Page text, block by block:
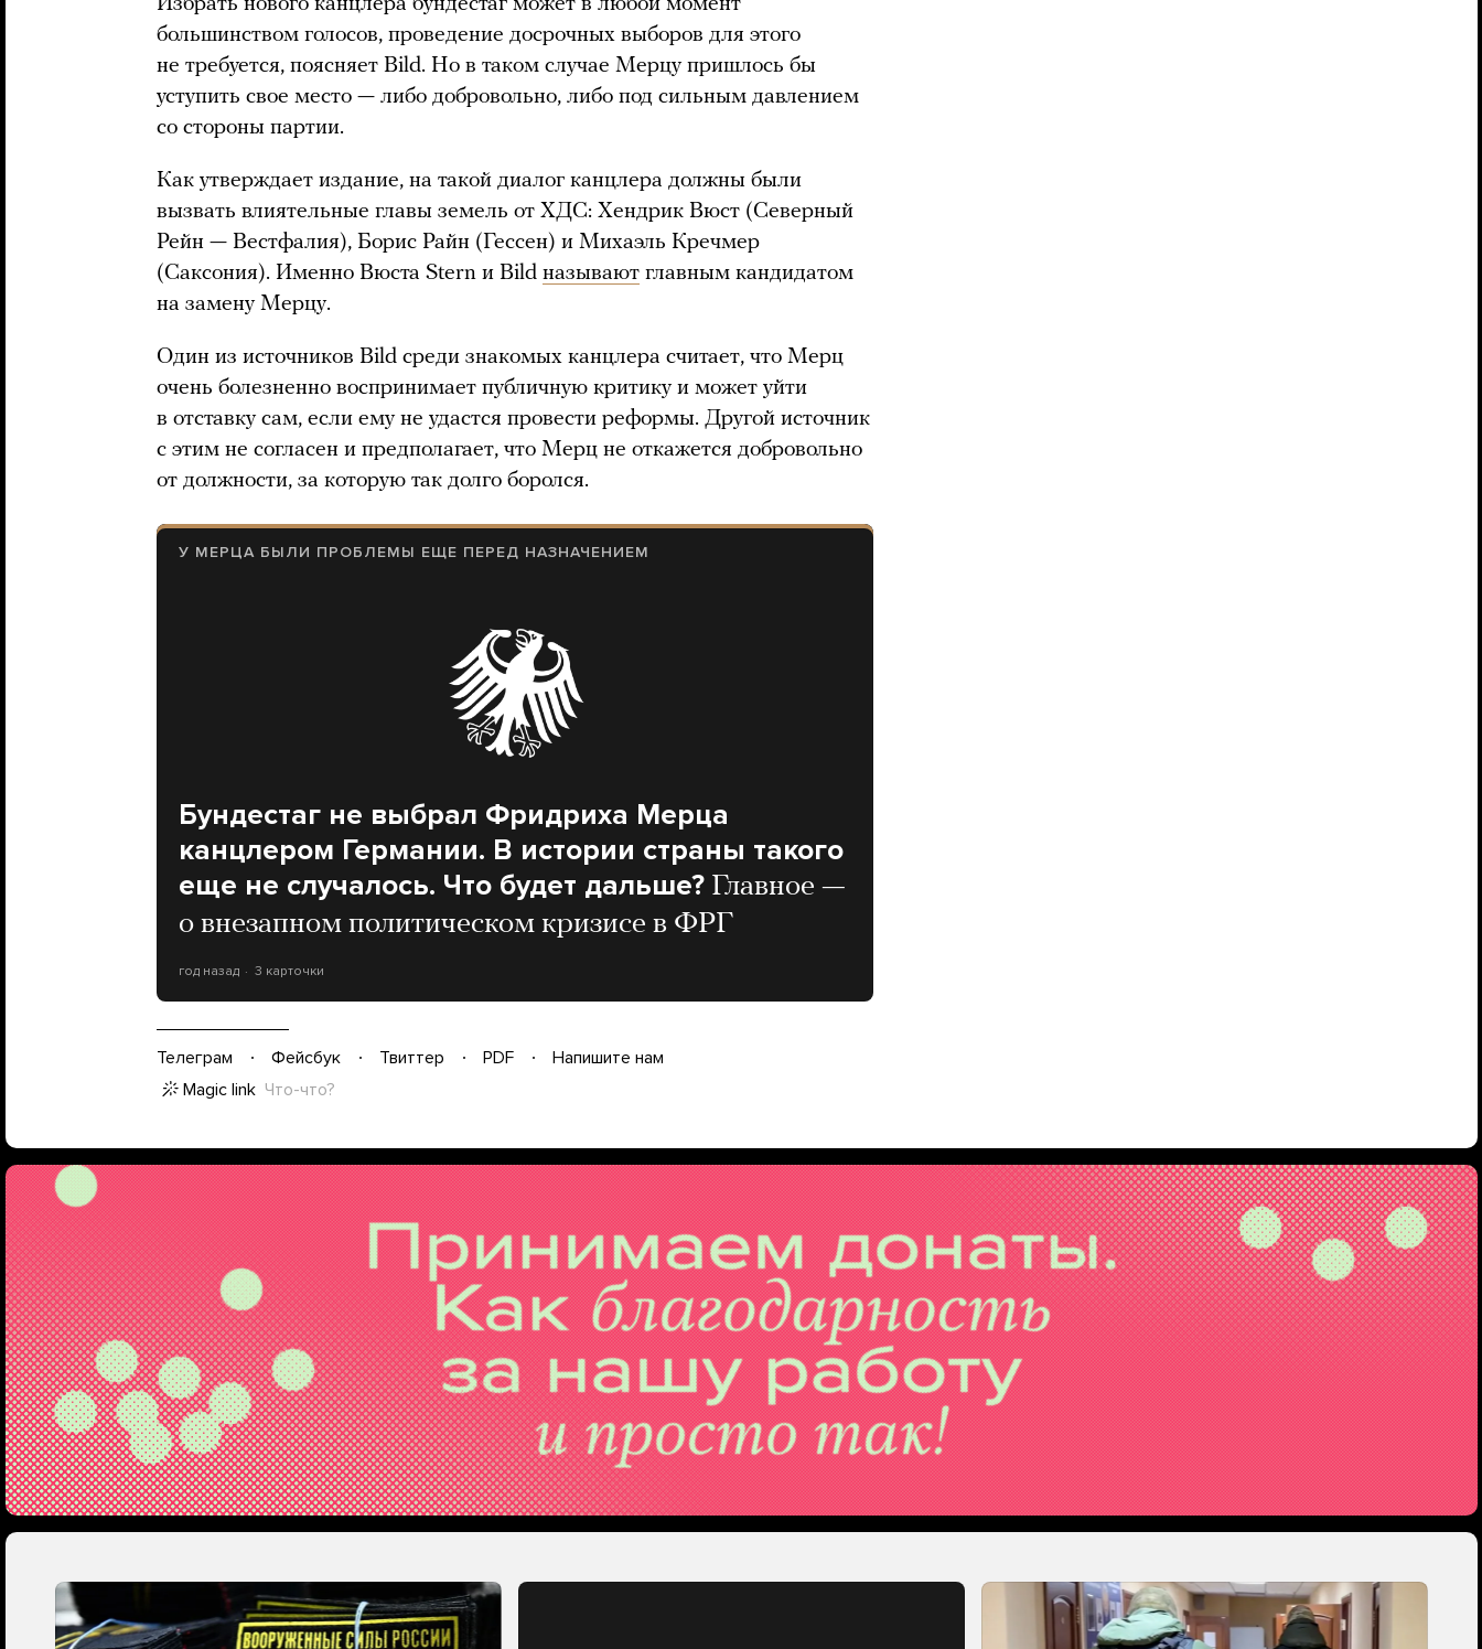
Избрать нового канцлера бундестаг может в любой момент
большинством голосов, проведение досрочных выборов для этого
не требуется, поясняет Bild. Но в таком случае Мерцу пришлось бы
уступить свое место — либо добровольно, либо под сильным давлением
со стороны партии.
Как утверждает издание, на такой диалог канцлера должны были
вызвать влиятельные главы земель от ХДС: Хендрик Вюст (Северный
Рейн — Вестфалия), Борис Райн (Гессен) и Михаэль Кречмер
(Саксония). Именно Вюста Stern и Bild называют главным кандидатом
на замену Мерцу.
Один из источников Bild среди знакомых канцлера считает, что Мерц
очень болезненно воспринимает публичную критику и может уйти
в отставку сам, если ему не удастся провести реформы. Другой источник
с этим не согласен и предполагает, что Мерц не откажется добровольно
от должности, за которую так долго боролся.
У МЕРЦА БЫЛИ ПРОБЛЕМЫ ЕЩЕ ПЕРЕД НАЗНАЧЕНИЕМ
Бундестаг не выбрал Фридриха Мерца
канцлером Германии. В истории страны такого
еще не случалось. Что будет дальше? Главное —
о внезапном политическом кризисе в ФРГ
год назад 3 карточки
Телеграм Фейсбук Твиттер PDF
Напишите нам
Magic link Что-что?